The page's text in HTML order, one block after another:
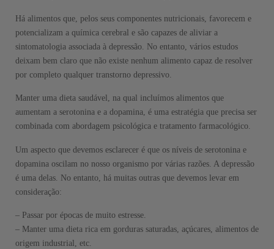
Há alimentos que, pelos seus componentes nutricionais, favorecem e
potencializam a química cerebral e são capazes de aliviar a
sintomatologia associada à depressão. No entanto, vários estudos
deixam bem claro que não existe nenhum alimento capaz de resolver
por completo qualquer transtorno depressivo.
Manter uma dieta saudável, na qual incluímos alimentos que
aumentam a serotonina e a dopamina, é uma estratégia que precisa ser
combinada com abordagem psicológica e tratamento farmacológico.
Um aspecto que devemos esclarecer é que os níveis de serotonina e
dopamina oscilam no nosso organismo por várias razões. A depressão
é uma delas. No entanto, há muitas outras que devemos levar em
consideração:
– Passar por épocas de muito estresse.
– Manter uma dieta rica em gorduras saturadas, açúcares, alimentos de
origem industrial, etc.